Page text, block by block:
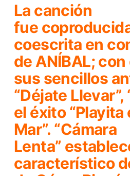
La canción
fue
coescrita en
de ANÍBAL;con
sus sencillos
“Déjate Llevar”,
el éxito “Playita
Mar”. “Cámara
Lenta”
característico